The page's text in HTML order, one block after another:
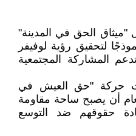
الحق في المدينة"
لتحقيق رؤية لوفيفر
المشاركة المجتمعية
حركة "حق العيش في
أن يصبح ساحة مقاومة
حقوقهم ضد التوسع